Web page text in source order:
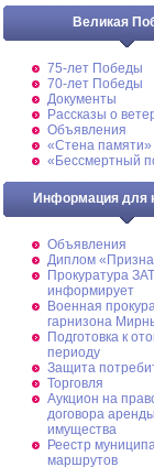
Великая
75-лет Победы
70-лет Победы
Документы
Рассказы о
Объявления
«Стена памяти»
«Бессмертный
Информация для
Объявления
Диплом
Прокуратура
информирует
Военная
гарнизона
Подготовка к
периоду
Защита
Торговля
Аукцион на
договора
имущества
Реестр
маршрутов